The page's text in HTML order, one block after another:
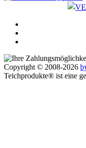
Copyright © 2008-2026
Teichprodukte® ist eine